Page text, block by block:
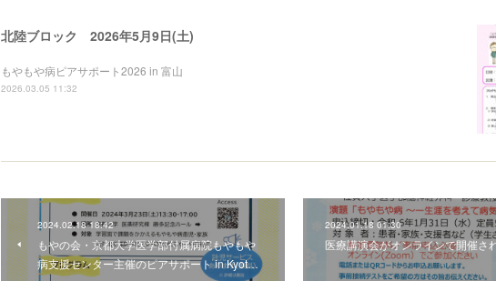
北陸ブロック 2026年5月9日(土)
もやもや病ピアサポート2026 in 富山
2026.03.05 11:32
2024.02.18 18:42
もやの会・京都大学医学部付属病院もやもや
病支援センター主催のピアサポート in Kyot…
2024.01.18 01:30
医療講演会がオンラインで開催さ